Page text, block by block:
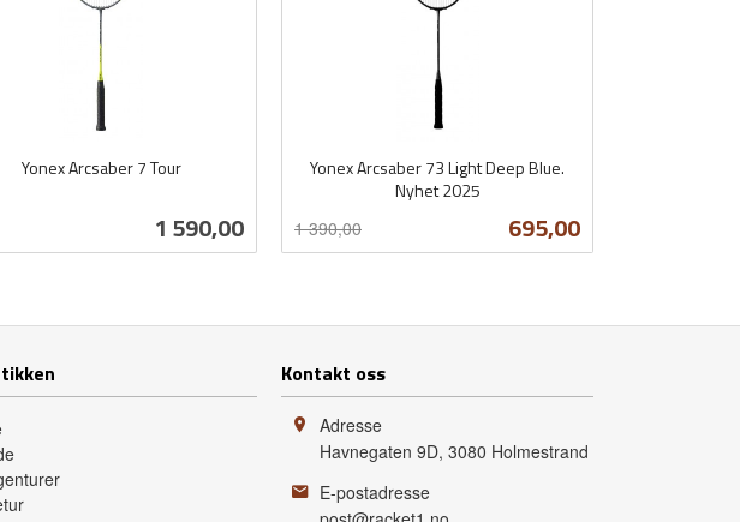
Yonex Arcsaber 7 Tour
Pris
1 590,00
Yonex Arcsaber 73 Light Deep Blue.
Nyhet 2025
Tilbud
695,00
1 390,00
mva.
Kontakt oss
Adresse
Havnegaten 9D, 3080 Holmestrand
E-postadresse